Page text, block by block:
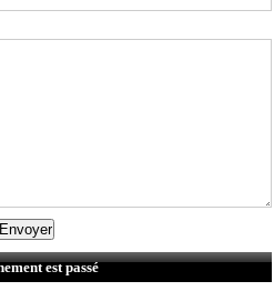
est passé